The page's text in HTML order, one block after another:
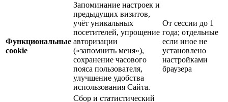
Функциональные
cookie
Запоминание настроек и
предыдущих визитов,
учёт уникальных
посетителей, упрощение
авторизации
(«запомнить меня»),
сохранение часового
пояса пользователя,
улучшение удобства
использования Сайта.
От сессии до 1
года; отдельные
если иное не
установлено
настройками
браузера
Сбор и статистический